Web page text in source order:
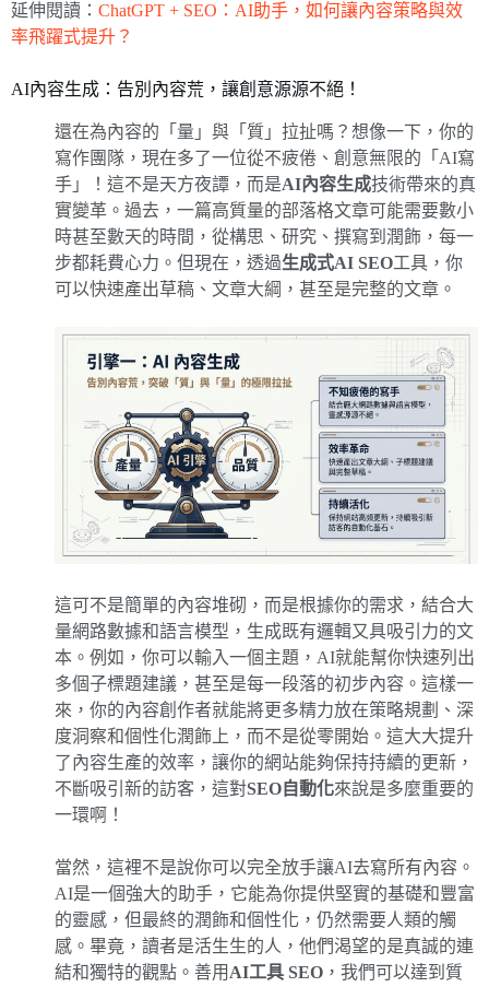
延伸閱讀： ChatGPT + SEO：AI助手，如何讓內容策略與效
率飛躍式提升？
AI內容生成：告別內容荒，讓創意源源不絕！
還在為內容的「量」與「質」拉扯嗎？想像一下，你的
寫作團隊，現在多了一位從不疲倦、創意無限的「AI寫
手」！這不是天方夜譚，而是AI內容生成技術帶來的真
實變革。過去，一篇高質量的部落格文章可能需要數小
時甚至數天的時間，從構思、研究、撰寫到潤飾，每一
步都耗費心力。但現在，透過生成式AI SEO工具，你
可以快速產出草稿、文章大綱，甚至是完整的文章。
這可不是簡單的內容堆砌，而是根據你的需求，結合大
量網路數據和語言模型，生成既有邏輯又具吸引力的文
本。例如，你可以輸入一個主題，AI就能幫你快速列出
多個子標題建議，甚至是每一段落的初步內容。這樣一
來，你的內容創作者就能將更多精力放在策略規劃、深
度洞察和個性化潤飾上，而不是從零開始。這大大提升
了內容生產的效率，讓你的網站能夠保持持續的更新，
不斷吸引新的訪客，這對SEO自動化來說是多麼重要的
一環啊！
當然，這裡不是說你可以完全放手讓AI去寫所有內容。
AI是一個強大的助手，它能為你提供堅實的基礎和豐富
的靈感，但最終的潤飾和個性化，仍然需要人類的觸
感。畢竟，讀者是活生生的人，他們渴望的是真誠的連
結和獨特的觀點。善用 AI工具 SEO ，我們可以達到質